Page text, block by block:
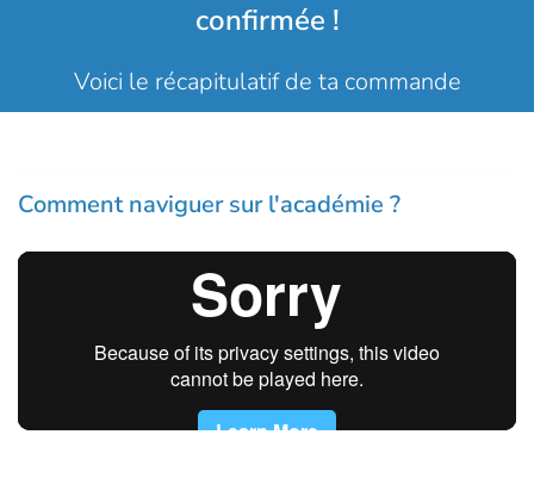
confirmée !
Voici le récapitulatif de ta commande
Comment naviguer sur l'académie ?